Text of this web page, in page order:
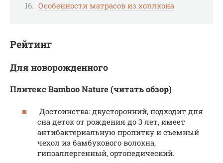
Особенности матрасов из холлкона
Рейтинг
Для новорожденного
Плитекс Bamboo Nature (читать обзор)
Достоинства: двусторонний, подходит для
сна деток от рождения до 3 лет, имеет
антибактериальную пропитку и съемный
чехол из бамбукового волокна,
гипоаллергенный, ортопедический.